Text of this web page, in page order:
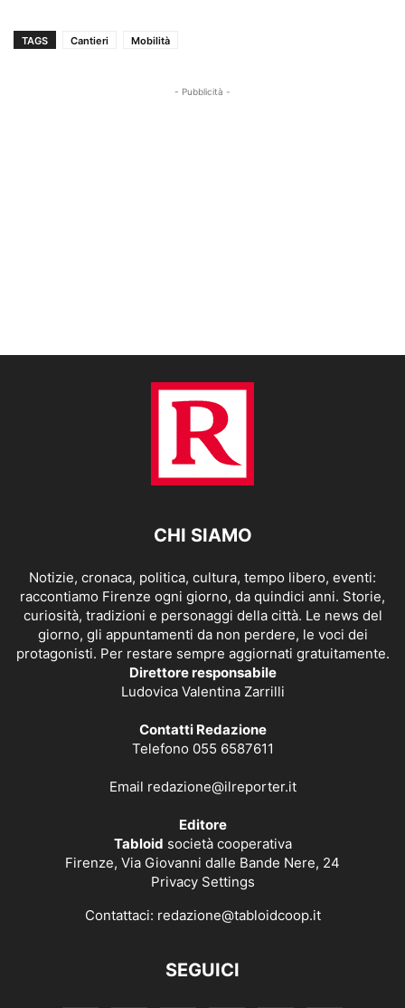
TAGS Cantieri Mobilità
- Pubblicità -
CHI SIAMO
Notizie, cronaca, politica, cultura, tempo libero, eventi:
raccontiamo Firenze ogni giorno, da quindici anni. Storie,
curiosità, tradizioni e personaggi della città. Le news del
giorno, gli appuntamenti da non perdere, le voci dei
protagonisti. Per restare sempre aggiornati gratuitamente.
Direttore responsabile
Ludovica Valentina Zarrilli
Contatti Redazione
Telefono 055 6587611
Email redazione@ilreporter.it
Editore
Tabloid società cooperativa
Firenze, Via Giovanni dalle Bande Nere, 24
Privacy Settings
Contattaci: redazione@tabloidcoop.it
SEGUICI